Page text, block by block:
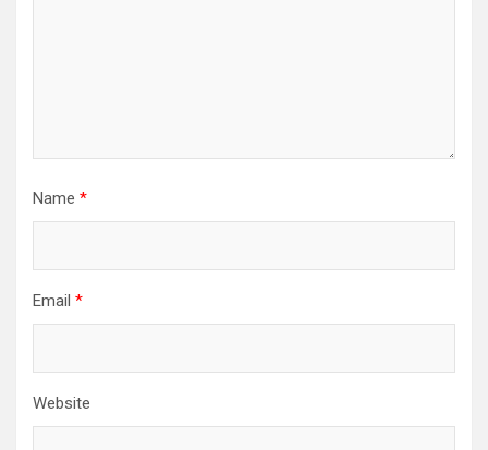
Name *
Email *
Website